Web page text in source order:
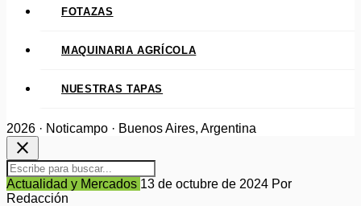
FOTAZAS
MAQUINARIA AGRÍCOLA
NUESTRAS TAPAS
2026 · Noticampo · Buenos Aires, Argentina
close
Actualidad y Mercados 13 de octubre de 2024 Por
Redacción